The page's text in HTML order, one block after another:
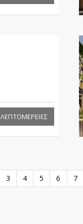
ΛΕΠΤΟΜΕΡΕΙΕΣ
3 4 5 6 7